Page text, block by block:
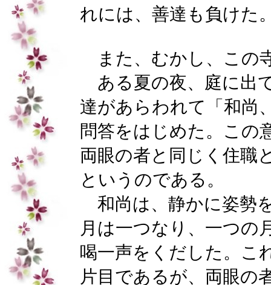
れには、善達も負けた
また、むかし、この
ある夏の夜、庭に出
達があらわれて「和尚
問答をはじめた。この
両眼の者と同じく住職
というのである。
和尚は、静かに姿勢
月は一つなり、一つの
喝一声をくだした。こ
片目であるが、両眼の